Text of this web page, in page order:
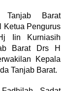
Tanjab Barat
Ketua Pengurus
Iin Kurniasih
Barat Drs H
Kepala
Tanjab Barat.